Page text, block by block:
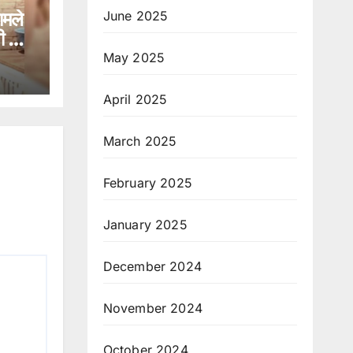
को
June 2025
May 2025
April 2025
March 2025
February 2025
January 2025
December 2024
November 2024
October 2024